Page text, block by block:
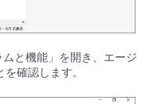
と機能」を開き、エージ
確認します。